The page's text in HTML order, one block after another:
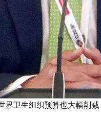
卫生组织预算也大幅削